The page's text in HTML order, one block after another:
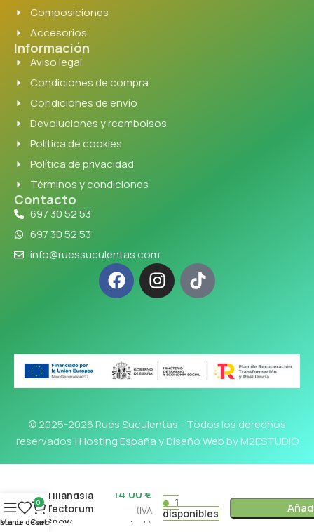
Composiciones
Accesorios
Información
Aviso legal
Condiciones de compra
Condiciones de envío
Devoluciones y reembolsos
Política de cookies
Política de privacidad
Términos y condiciones
Contacto
697 30 52 53
697 30 52 53
info@ruessuculentas.com
© 2025-2026 Rues Suculentas - Todos los derechos
reservados |Hosting España y Diseño Webby M2ESTUDIO
Tillandsia
Tectorum
Snow
14'00€
(IVA
incl.)
1
disponibles
Menude deseos
0
Cart